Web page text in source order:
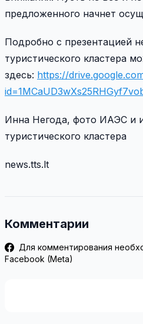
предложенного начнет
Подробно с презентацией
туристического кластера
здесь: https://
Инна Негода, фото ИАЭС и
туристического кластера
news.tts.lt
Комментарии
Для комментирования
Facebook (Meta)